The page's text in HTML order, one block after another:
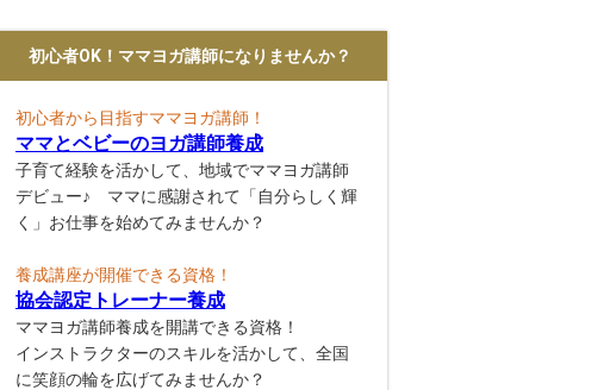
初心者OK！ママヨガ講師になりませんか？
初心者から目指すママヨガ講師！
ママとベビーのヨガ講師養成
子育て経験を活かして、地域でママヨガ講師
デビュー♪ ママに感謝されて「自分らしく輝
く」お仕事を始めてみませんか？
養成講座が開催できる資格！
協会認定トレーナー養成
ママヨガ講師養成を開講できる資格！
インストラクターのスキルを活かして、全国
に笑顔の輪を広げてみませんか？